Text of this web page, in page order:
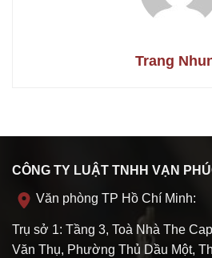
Trang
CÔNG TY LUẬT TNHH VẠN
Văn phòng TP Hồ Chí Minh:
Trụ sở 1: Tầng 3, Toà Nhà The
Văn Thụ, Phường Thủ Dầu Một,